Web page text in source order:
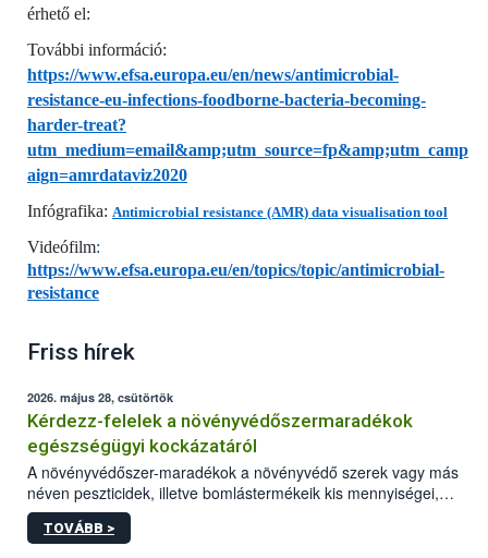
érhető el:
További információ:
https://www.efsa.europa.eu/en/news/antimicrobial-
resistance-eu-infections-foodborne-bacteria-becoming-
harder-treat?
utm_medium=email&amp;utm_source=fp&amp;utm_camp
aign=amrdataviz2020
Infógrafika: Antimicrobial resistance (AMR) data visualisation tool
Videófilm:
https://www.efsa.europa.eu/en/topics/topic/antimicrobial-
resistance
Friss hírek
2026. május 28, csütörtök
Kérdezz-felelek a növényvédőszermaradékok
egészségügyi kockázatáról
A növényvédőszer-maradékok a növényvédő szerek vagy más
néven peszticidek, illetve bomlástermékeik kis mennyiségei,
melyek a terményekben vagy azok felületén a betakarítást,
szüretelést, illetve tárolást követően is megmaradhatnak. Az
TOVÁBB >